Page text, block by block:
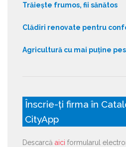
Trăiește frumos, fii sănătos
Clădiri renovate pentru
Agricultură cu mai puține
Înscrie-ți firma în
CityApp
Descarcă aici formularul